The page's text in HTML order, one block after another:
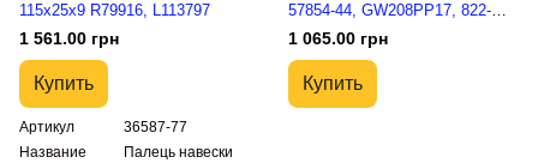
115x25x9 R79916, L113797
1 561.00 грн
Купить
Артикул
36587-77
Название
Палець навески
57854-44, GW208PP17, 822-
001C, G1436183
1 065.00 грн
Купить